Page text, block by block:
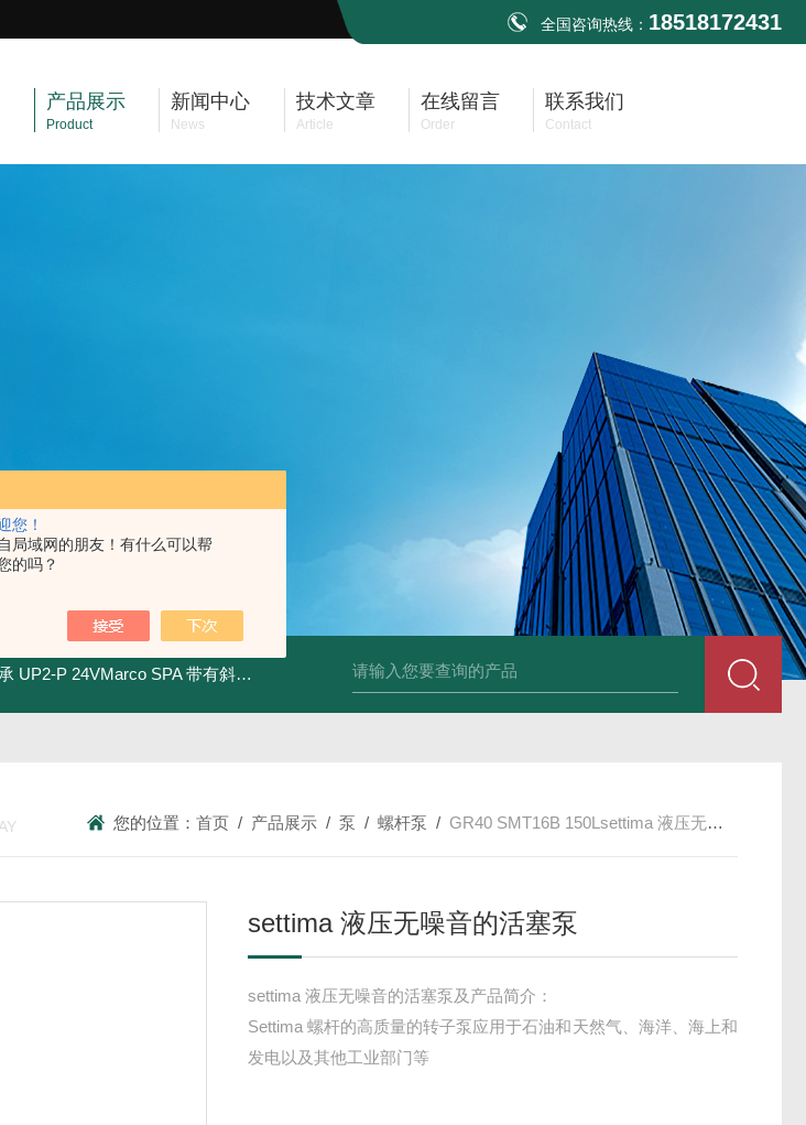
您！
局域网的朋友！有什么可以帮
的吗？
全国咨询热线： 18518172431
产品展示
Product
新闻中心
News
技术文章
Article
在线留言
Order
联系我们
Contact
UP2-P 24VMarco SPA 带有斜齿轮青铜润滑油泵 UP2-P 24VMarco SPA带有螺旋青铜齿轮的自吸电动泵
您的位置：首页 / 产品展示 /泵 /螺杆泵 / GR40 SMT16B 150Lsettima 液压无噪音的活塞泵
settima 液压无噪音的活塞泵
settima 液压无噪音的活塞泵及产品简介：
Settima 螺杆的高质量的转子泵应用于石油和天然气、海洋、海上和
发电以及其他工业部门等